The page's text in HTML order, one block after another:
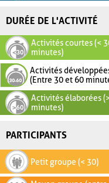
DURÉE DE L'ACTIVITÉ
Activités courtes (<
minutes)
Activités
(Entre 30 et 60
Activités élaborées
minutes)
PARTICIPANTS
Petit groupe (< 30)